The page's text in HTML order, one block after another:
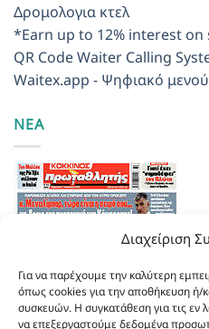
Διαχείριση
Για να παρέχουμε την καλύτερη
όπως cookies για την αποθήκευση ή/
συσκευών. Η συγκατάθεση για τις εν
να επεξεργαστούμε δεδομένα
Δρομολογια κτελ
*Earn up to 12% interest on
QR Code Waiter Calling
Waitex.app - Ψηφιακό
ΝΕΑ